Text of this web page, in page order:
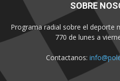
SOBRE
Programa radial sobre el deporte
770 de lunes a
Contactanos: